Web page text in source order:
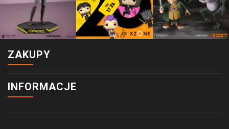
ZAKUPY
INFORMACJE